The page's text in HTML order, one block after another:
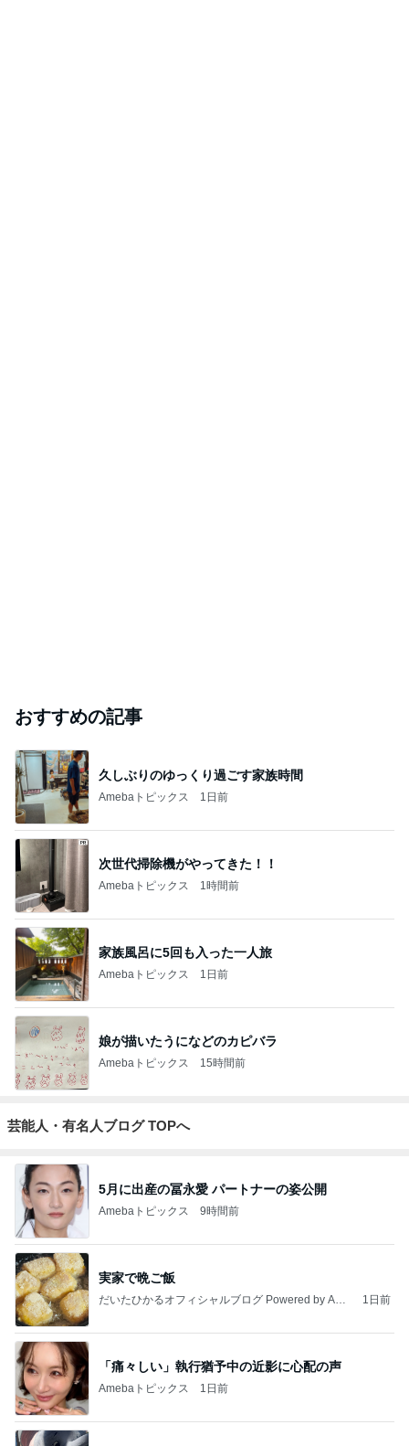
おすすめの記事
久しぶりのゆっくり過ごす家族時間
Amebaトピックス 1日前
次世代掃除機がやってきた！！
Amebaトピックス 1時間前
家族風呂に5回も入った一人旅
Amebaトピックス 1日前
娘が描いたうになどのカピバラ
Amebaトピックス 15時間前
芸能人・有名人ブログ TOPへ
5月に出産の冨永愛 パートナーの姿公開
Amebaトピックス 9時間前
実家で晩ご飯
だいたひかるオフィシャルブログ Powered by Ame
1日前
「痛々しい」執行猶予中の近影に心配の声
Amebaトピックス 1日前